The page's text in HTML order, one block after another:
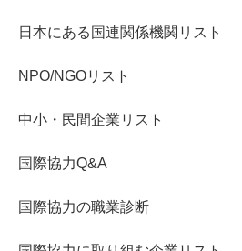
日本にある国連関係機関リスト
NPO/NGOリスト
中小・民間企業リスト
国際協力Q&A
国際協力の職業診断